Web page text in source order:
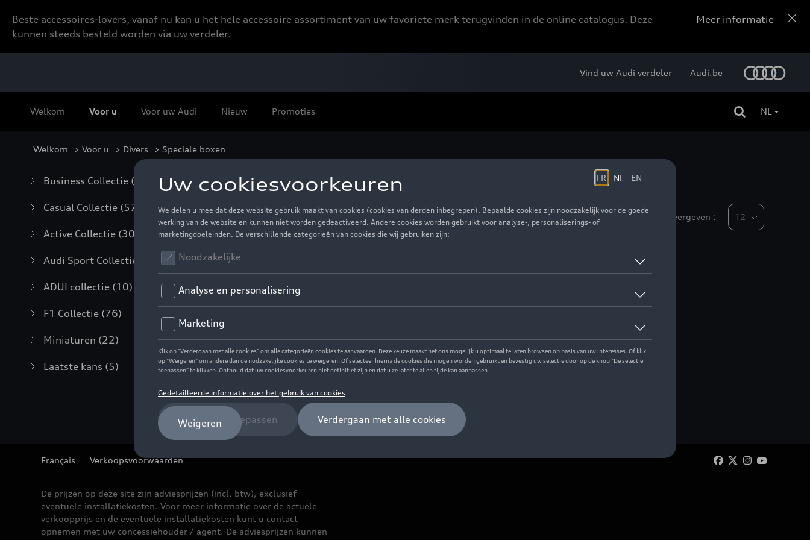
Beste accessoires-lovers, vanaf nu kan u het hele accessoire assortiment van uw favoriete merk terugvinden in de online catalogus. Deze
kunnen steeds besteld worden via uw verdeler.
Meer informatie
Welkom Voor u Voor uw Audi Nieuw Promoties
Vind uw Audi verdeler Audi.be
NL
Welkom > Voor u > Divers > Speciale boxen
Business Collectie (59)
Casual Collectie (57)
Active Collectie (30)
Audi Sport Collectie
ADUI collectie (10)
F1 Collectie (76)
Miniaturen (22)
Laatste kans (5)
Speciale boxen
Weergeven :
Français Verkoopsvoorwaarden
De prijzen op deze site zijn adviesprijzen (incl. btw), exclusief
eventuele installatiekosten. Voor meer informatie over de actuele
verkoopprijs en de eventuele installatiekosten kunt u contact
opnemen met uw concessiehouder / agent. De adviesprijzen kunnen